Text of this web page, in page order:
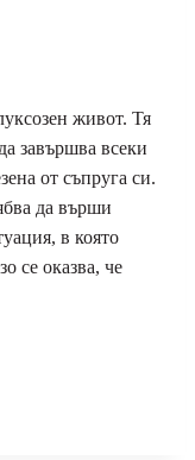
живот. Тя
завършва всеки
от съпруга си.
да върши
в която
се оказва, че